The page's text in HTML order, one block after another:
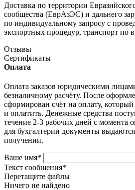
Доставка по территории
сообщества (ЕврАзЭС) и дальнего
по индивидуальному запросу с
экспортных процедур, транспорт по
Отзывы
Сертификаты
Оплата
Оплата заказов юридическими
безналичному расчёту. После
сформирован счёт на оплату,
и оплатить. Денежные средства
течение 2-3 рабочих дней с момента
для бухгалтерии документы
получении.
Ваше имя*
Текст сообщения*
Перетащите файлы
Ничего не найдено